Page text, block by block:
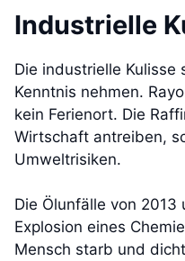
Industrielle
Die industrielle Kulisse
Kenntnis nehmen.
kein Ferienort. Die
Wirtschaft antreiben,
Umweltrisiken.
Die Ölunfälle von
Explosion eines
Mensch starb und